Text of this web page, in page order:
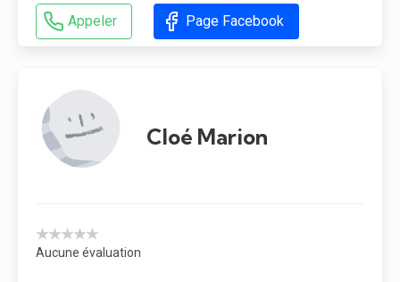
Appeler Page Facebook
Cloé Marion
★★★★★
Aucune évaluation